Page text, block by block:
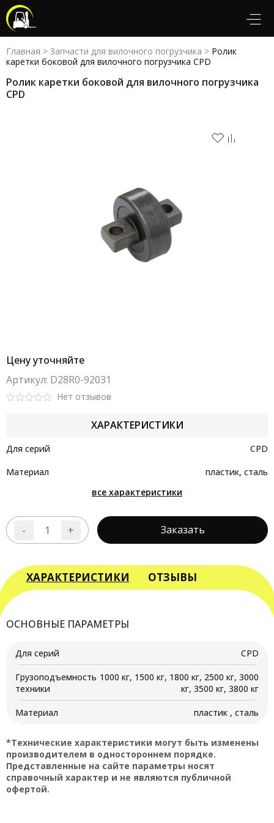
Главная > Запчасти для вилочного погрузчика > Ролик
каретки боковой для вилочного погрузчика CPD
Ролик каретки боковой для вилочного погрузчика
CPD
Цену уточняйте
Aртикул: D28R0-92031
5
Нет отзывов
ХАРАКТЕРИСТИКИ
Для серий
CPD
Материал
пластик, сталь
все характеристики
-
Количество
Ролик
каретки
боковой
погрузчика
+ Заказать
ХАРАКТЕРИСТИКИ ОТЗЫВЫ
ОСНОВНЫЕ ПАРАМЕТРЫ
Для серий CPD
Грузоподъемность
техники
1000 кг, 1500 кг, 1800 кг, 2500 кг, 3000
кг, 3500 кг, 3800 кг
Материал пластик , сталь
*Технические характеристики могут быть изменены
производителем в одностороннем порядке.
Представленные на сайте параметры носят
справочный характер и не являются публичной
офертой.